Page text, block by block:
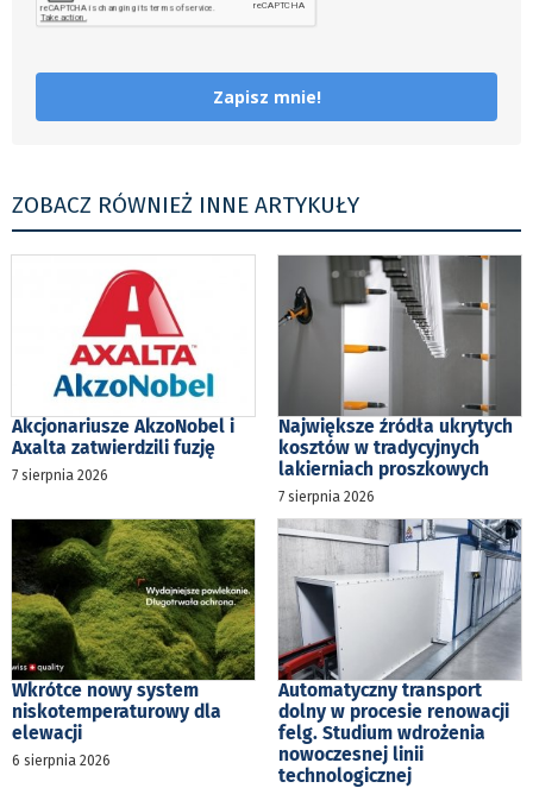
Zapisz mnie!
ZOBACZ RÓWNIEŻ INNE ARTYKUŁY
Akcjonariusze AkzoNobel i
Axalta zatwierdzili fuzję
7 sierpnia 2026
Największe źródła ukrytych
kosztów w tradycyjnych
lakierniach proszkowych
7 sierpnia 2026
Wkrótce nowy system
niskotemperaturowy dla
elewacji
6 sierpnia 2026
Automatyczny transport
dolny w procesie renowacji
felg. Studium wdrożenia
nowoczesnej linii
technologicznej